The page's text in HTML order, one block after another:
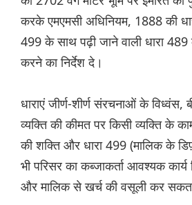
करके एमएमसी अधिनियम, 1888 की
499 के साथ पढ़ी जाने वाली धारा 489
करने का निर्देश दे।
धाराएं जीर्ण-शीर्ण संरचनाओं के
व्यक्ति की कीमत पर किसी व्यक्ति के
की शक्ति और धारा 499 (मालिक के
भी परिसर का कब्जाकर्ता आवश्यक कार्य
और मालिक से खर्च की वसूली कर